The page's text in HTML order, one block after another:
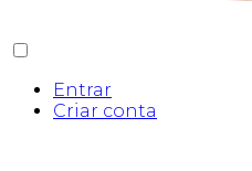
Entrar
Criar conta